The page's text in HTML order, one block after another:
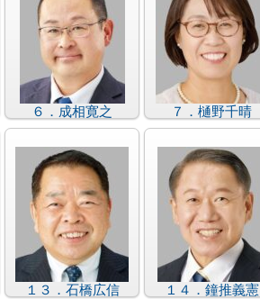
６．成相寛之 ７．樋野千晴
１３．石橋広信 １４．鐘推義憲